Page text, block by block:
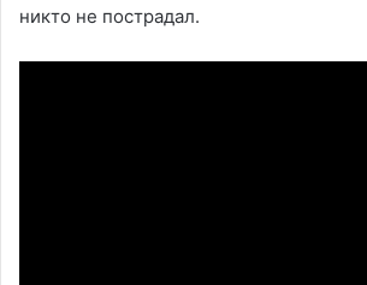
никто не пострадал.